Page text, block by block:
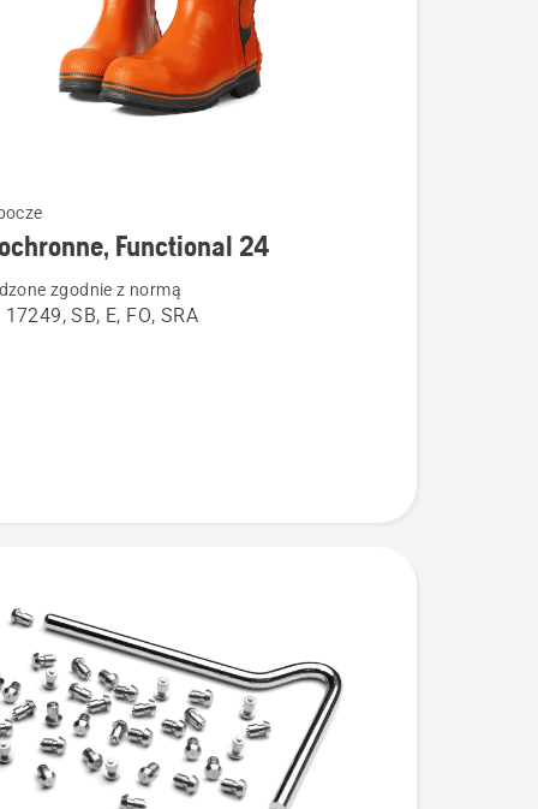
Functional 24
zgodnie z normą
17249, SB, E, FO, SRA